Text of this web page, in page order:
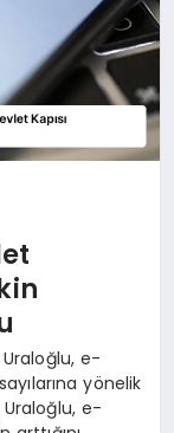
Uraloğlu, e-
yönelik
e-